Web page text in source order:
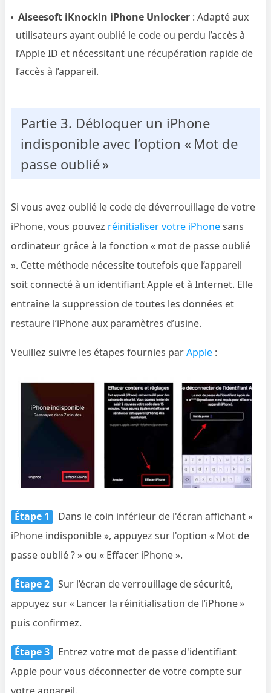
Aiseesoft iKnockin iPhone Unlocker : Adapté aux
utilisateurs ayant oublié le code ou perdu l’accès à
l’Apple ID et nécessitant une récupération rapide de
l’accès à l’appareil.
Partie 3. Débloquer un iPhone
indisponible avec l’option « Mot de
passe oublié »
Si vous avez oublié le code de déverrouillage de votre
iPhone, vous pouvez réinitialiser votre iPhonesans
ordinateur grâce à la fonction « mot de passe oublié
». Cette méthode nécessite toutefois que l’appareil
soit connecté à un identifiant Apple et à Internet. Elle
entraîne la suppression de toutes les données et
restaure l’iPhone aux paramètres d’usine.
Veuillez suivre les étapes fournies parApple :
Étape 1
Dans le coin inférieur de l'écran affichant «
iPhone indisponible », appuyez sur l'option « Mot de
passe oublié ? » ou « Effacer iPhone ».
Étape 2
Sur l’écran de verrouillage de sécurité,
appuyez sur « Lancer la réinitialisation de l’iPhone »
puis confirmez.
Étape 3
Entrez votre mot de passe d'identifiant
Apple pour vous déconnecter de votre compte sur